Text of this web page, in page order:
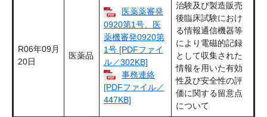
R06年09月
20日
医薬品
医薬薬審発
0920第1号、医
薬機審発0920第
1号 [PDFファイ
ル／302KB]
事務連絡
[PDFファイル／
447KB]
治験及び製造販売
後臨床試験におけ
る情報通信機器等
により電磁的記録
として収集された
情報を用いた有効
性及び安全性の評
価に関する留意点
について